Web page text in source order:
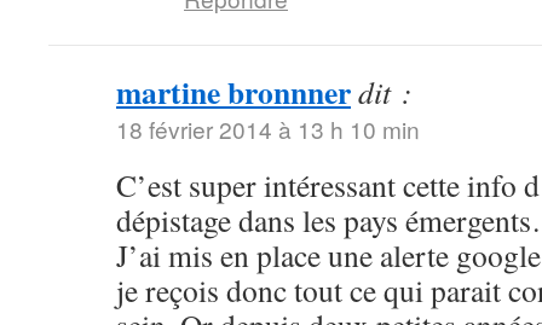
martine bronnnerdit :
18 février 2014 à 13 h 10 min
C’est super intéressant cette info
dépistage dans les pays
J’ai mis en place une alerte
je reçois donc tout ce qui parait